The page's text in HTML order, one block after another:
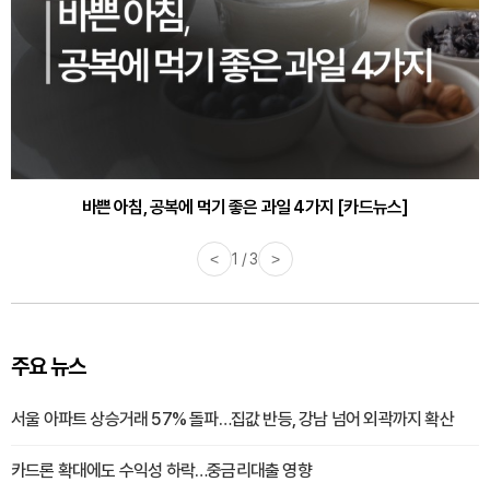
바쁜 아침, 공복에 먹기 좋은 과일 4가지 [카드뉴스]
30대부터 유병률 2배...여자에게 꼭 필요한 검사는? [카드뉴스]
< 1 / 3 >
주요 뉴스
서울 아파트 상승거래 57% 돌파…집값 반등, 강남 넘어 외곽까지 확산
카드론 확대에도 수익성 하락…중금리대출 영향